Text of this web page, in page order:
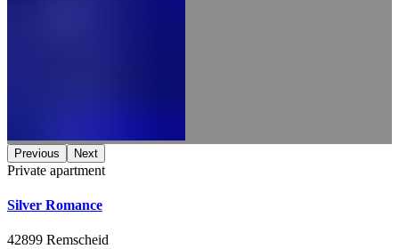
Previous Next
Private apartment
Silver Romance
42899 Remscheid